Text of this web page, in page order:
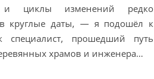
и циклы изменений редко
в круглые даты, — я подошёл к
специалист, прошедший путь
храмов и инженерa…